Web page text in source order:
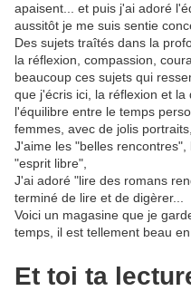
apaisent... et puis j'ai adoré
aussitôt je me suis sentie
Des sujets traîtés dans la
la réflexion, compassion,
beaucoup ces sujets qui
que j'écris ici, la réflexion et
l'équilibre entre le temps
femmes, avec de jolis
J'aime les "belles rencontres",
"esprit libre",
J'ai adoré "lire des romans
terminé de lire et de digèrer...
Voici un magasine que je
temps, il est tellement beau
Et toi ta